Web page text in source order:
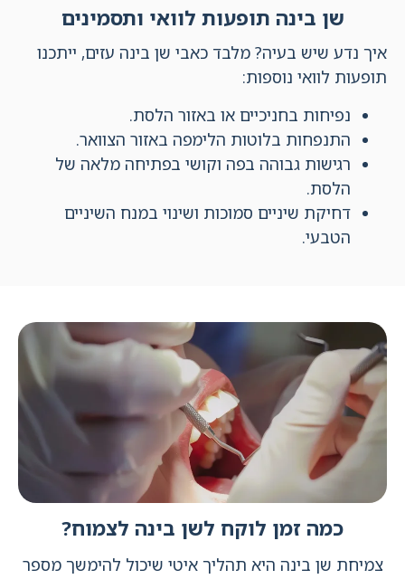
שן בינה תופעות לוואי ותסמינים
איך נדע שיש בעיה? מלבד כאבי שן בינה עזים, ייתכנו
תופעות לוואי נוספות:
נפיחות בחניכיים או באזור הלסת.
התנפחות בלוטות הלימפה באזור הצוואר.
רגישות גבוהה בפה וקושי בפתיחה מלאה של
הלסת.
דחיקת שיניים סמוכות ושינוי במנח השיניים
הטבעי.
כמה זמן לוקח לשן בינה לצמוח?
צמיחת שן בינה היא תהליך איטי שיכול להימשך מספר